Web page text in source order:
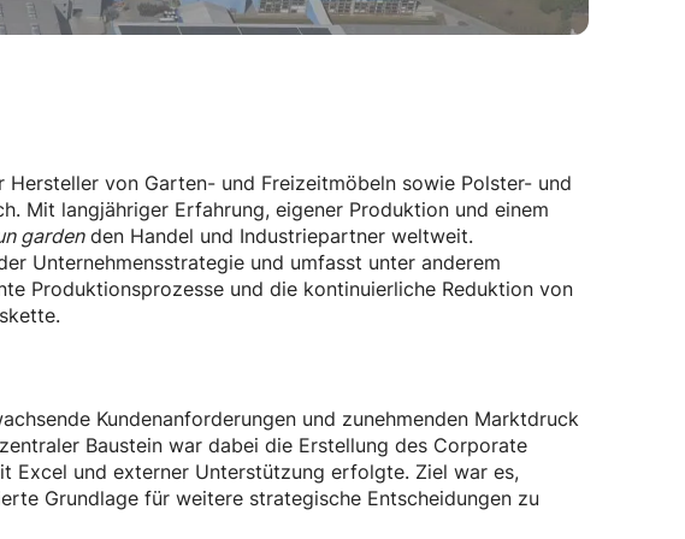
von Garten- und Freizeitmöbeln sowie Polster- und
Mit langjähriger Erfahrung, eigener Produktion und einem
gardenden Handel und Industriepartner weltweit.
Unternehmensstrategie und umfasst unter anderem
Produktionsprozesse und die kontinuierliche Reduktion von
Kundenanforderungen und zunehmenden Marktdruck
Baustein war dabei die Erstellung des Corporate
Excel und externer Unterstützung erfolgte. Ziel war es,
Grundlage für weitere strategische Entscheidungen zu